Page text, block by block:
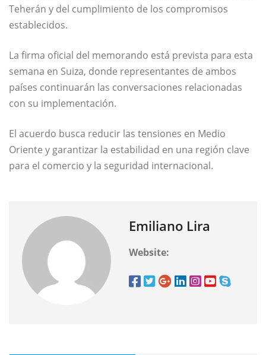
Teherán y del cumplimiento de los compromisos
establecidos.
La firma oficial del memorando está prevista para esta
semana en Suiza, donde representantes de ambos
países continuarán las conversaciones relacionadas
con su implementación.
El acuerdo busca reducir las tensiones en Medio
Oriente y garantizar la estabilidad en una región clave
para el comercio y la seguridad internacional.
Emiliano Lira
Website: